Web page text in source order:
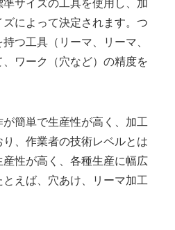
サイズの工具を使用し、加
によって決定されます。つ
つ工具（リーマ、リーマ、
、ワーク（穴など）の精度を
簡単で生産性が高く、加工
、作業者の技術レベルとは
性が高く、各種生産に幅広
とえば、穴あけ、リーマ加工